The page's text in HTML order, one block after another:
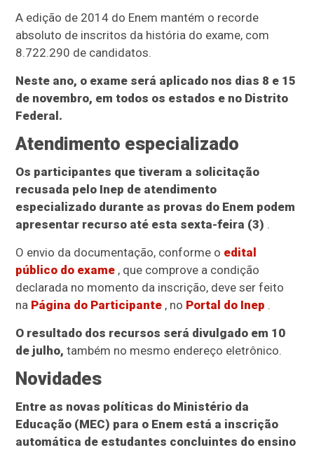
A edição de 2014 do Enem mantém o recorde
absoluto de inscritos da história do exame, com
8.722.290 de candidatos.
Neste ano, o exame será aplicado nos dias 8 e 15
de novembro, em todos os estados e no Distrito
Federal.
Atendimento especializado
Os participantes que tiveram a solicitação
recusada pelo Inep de atendimento
especializado durante as provas do Enem podem
apresentar recurso até esta sexta-feira (3) .
O envio da documentação, conforme o edital
público do exame , que comprove a condição
declarada no momento da inscrição, deve ser feito
na Página do Participante , no Portal do Inep .
O resultado dos recursos será divulgado em 10
de julho, também no mesmo endereço eletrônico.
Novidades
Entre as novas políticas do Ministério da
Educação (MEC) para o Enem está a inscrição
automática de estudantes concluintes do ensino